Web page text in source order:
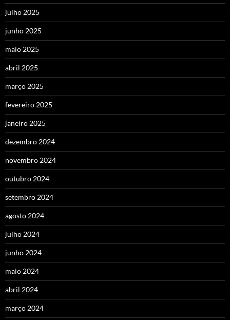
julho 2025
junho 2025
maio 2025
abril 2025
março 2025
fevereiro 2025
janeiro 2025
dezembro 2024
novembro 2024
outubro 2024
setembro 2024
agosto 2024
julho 2024
junho 2024
maio 2024
abril 2024
março 2024